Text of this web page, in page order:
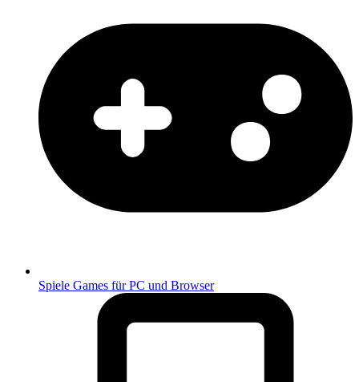
Spiele Games für PC und Browser